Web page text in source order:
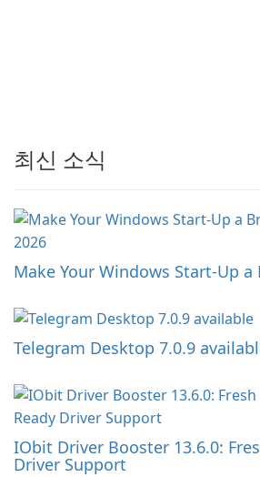
최신 소식
Make Your Windows Start-Up a
Telegram Desktop 7.0.9
IObit Driver Booster 13.6.0:
Driver Support